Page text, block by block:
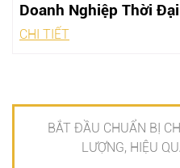
Doanh Nghiệp Thời
CHI TIẾT
BẮT ĐẦU CHUẨN BỊ
LƯỢNG, HIỆU